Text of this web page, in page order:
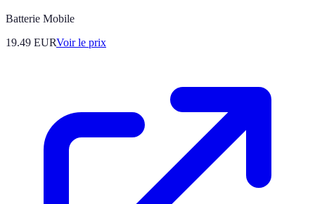
Batterie Mobile
19.49 EURVoir le prix